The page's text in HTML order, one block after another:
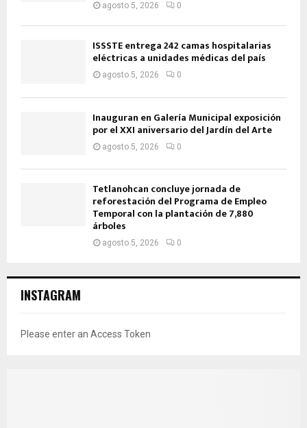
agosto 5, 2026 0
ISSSTE entrega 242 camas hospitalarias
eléctricas a unidades médicas del país
agosto 5, 2026 0
Inauguran en Galería Municipal exposición
por el XXI aniversario del Jardín del Arte
agosto 5, 2026 0
Tetlanohcan concluye jornada de
reforestación del Programa de Empleo
Temporal con la plantación de 7,880
árboles
agosto 5, 2026 0
INSTAGRAM
Please enter an Access Token